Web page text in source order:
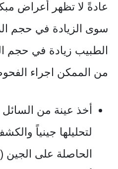
عادةً لا تظهر أعراض
سوى الزيادة في حجم
الطبيب زيادة في حجم
من الممكن اجراء
أخذ عينة من السائل
لتحليلها جينياً
الحاصلة على الجين (FMR1).